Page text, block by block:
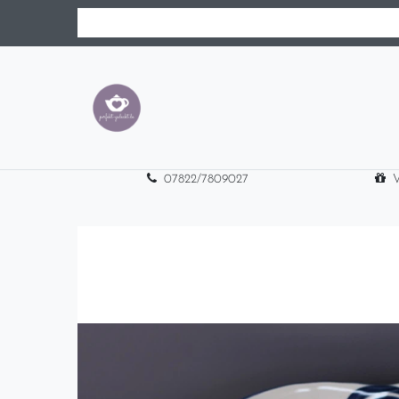
07822/7809027